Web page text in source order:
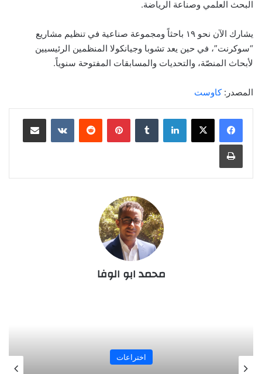
البحث العلمي وصناعة الرياضة.
يشارك الآن نحو ١٩ باحثاً ومجموعة صناعية في تنظيم مشاريع
“سوكرنت”، في حين يعد تشوبا وجيانكولا المنظمين الرئيسيين
لأبحاث المنصّة، والتحديات والمسابقات المفتوحة سنوياً.
المصدر:كاوست
لينكدإن بينتيريست
محمد ابو الوفا
اخبار قديمة